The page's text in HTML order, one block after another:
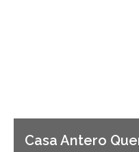
Casa Antero